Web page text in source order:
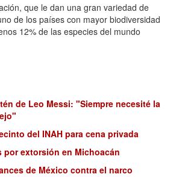
que le dan una gran variedad de
de los países con mayor biodiversidad
12% de las especies del mundo
de Leo Messi: "Siempre necesité la
del INAH para cena privada
por extorsión en Michoacán
de México contra el narco